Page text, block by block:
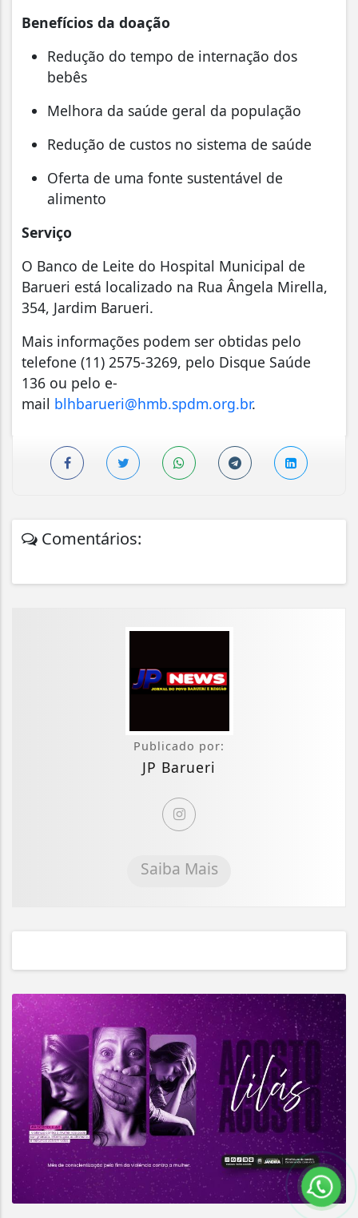
Benefícios da doação
Redução do tempo de internação dos
bebês
Melhora da saúde geral da população
Redução de custos no sistema de saúde
Oferta de uma fonte sustentável de
alimento
Serviço
O Banco de Leite do Hospital Municipal de
Barueri está localizado na Rua Ângela Mirella,
354, Jardim Barueri.
Mais informações podem ser obtidas pelo
telefone (11) 2575-3269, pelo Disque Saúde
136 ou pelo e-
mail blhbarueri@hmb.spdm.org.br.
Comentários:
Publicado por:
JP Barueri
Saiba Mais